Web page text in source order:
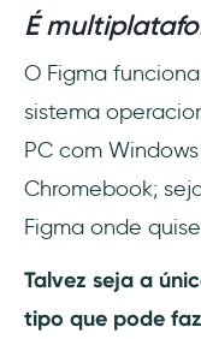
É
O Figma
sistema
PC com
Chromebook;
Figma onde
Talvez seja a
tipo que pode